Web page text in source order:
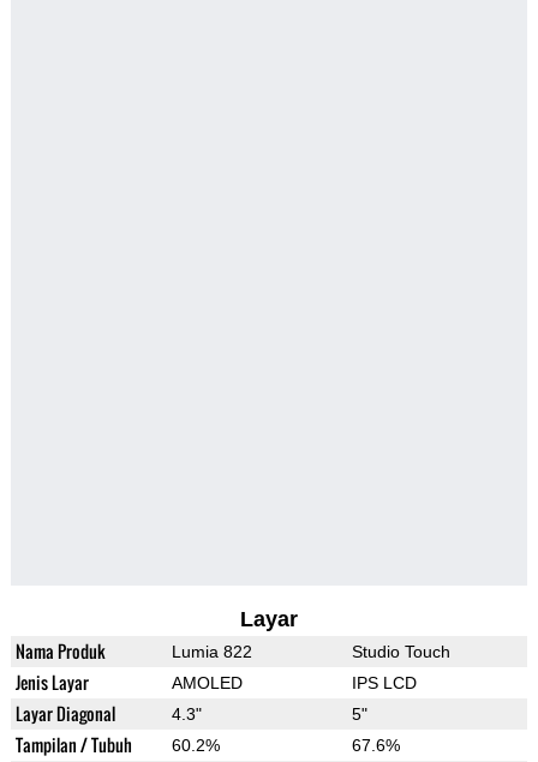
Layar
Nama Produk Lumia 822 Studio Touch
Jenis Layar AMOLED IPS LCD
Layar Diagonal 4.3" 5"
Tampilan / Tubuh 60.2% 67.6%